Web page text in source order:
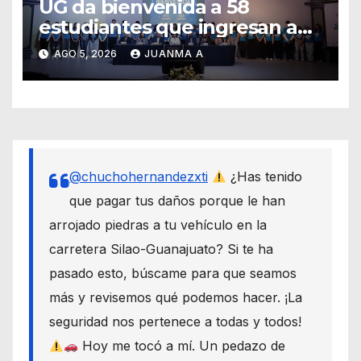
UG da bienvenida a 58
estudiantes que ingresan a
través de los programas de
equidad
AGO 5, 2026 JUANMA A
@chuchohernandezxti
¿Has tenido
que pagar tus daños porque le han
arrojado piedras a tu vehículo en la
carretera Silao-Guanajuato? Si te ha
pasado esto, búscame para que seamos
más y revisemos qué podemos hacer. ¡La
seguridad nos pertenece a todas y todos!
Hoy me tocó a mí. Un pedazo de